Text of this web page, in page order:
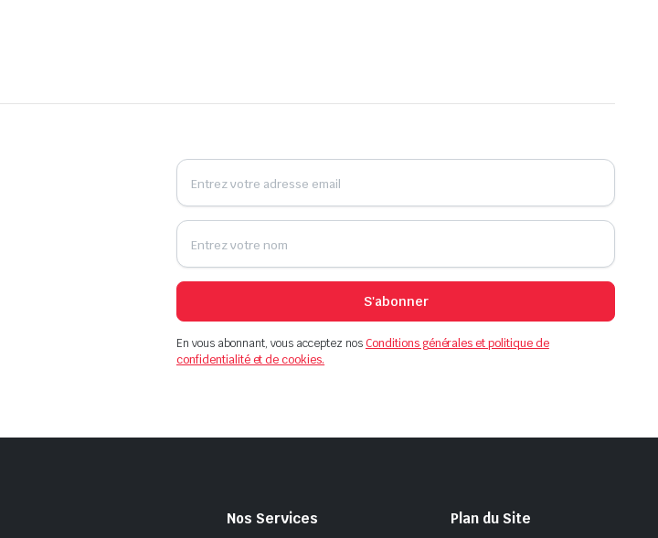
S'abonner
En vous abonnant, vous acceptez nosConditions générales et politique de
confidentialité et de cookies.
Nos Services Plan du Site